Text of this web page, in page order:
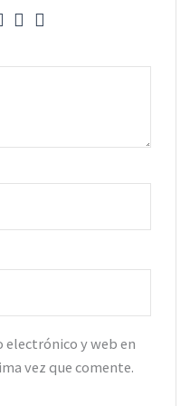
electrónico y web en
vez que comente.